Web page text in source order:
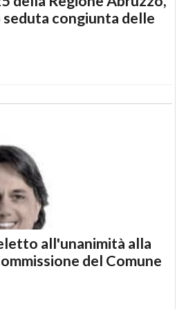
congiunta delle
all'unanimità alla
del Comune